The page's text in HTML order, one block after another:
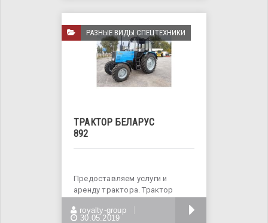
РАЗНЫЕ ВИДЫ СПЕЦТЕХНИКИ
ТРАКТОР БЕЛАРУС
892
Предоставляем услуги и
аренду трактора. Трактор
широкого
royalty-group
30.05.2019